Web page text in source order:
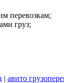
перевозкам;
груз;
| авито